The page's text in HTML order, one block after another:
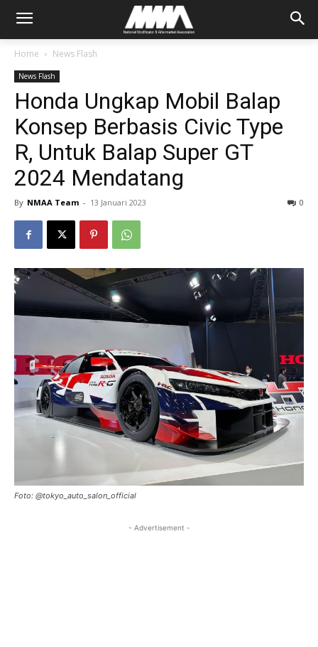
Home News Flash
News Flash
Honda Ungkap Mobil Balap
Konsep Berbasis Civic Type
R, Untuk Balap Super GT
2024 Mendatang
By NMAA Team - 13 Januari 2023 0
Foto: @tokyo_auto_salon_official
- Advertisement -